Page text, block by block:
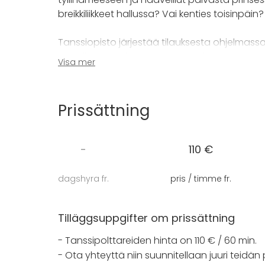
breikkiliikkeet hallussa? Vai kenties toisinpäin?
Tanssiopisto järjestää tilauksesta
ryhmille. Tanssilajeina on mm. afro, baletti,
Tanssiopiston puvusto ja tarpeisto on
Saleja voi myös vuokrata
Visa mer
Prissättning
-
dagshyra fr.
110 €
pris / timme fr.
Tilläggsuppgifter om prissättning
- Tanssipolttareiden hinta on 110 € / 60 min.
- Ota yhteyttä niin suunnitellaan juuri